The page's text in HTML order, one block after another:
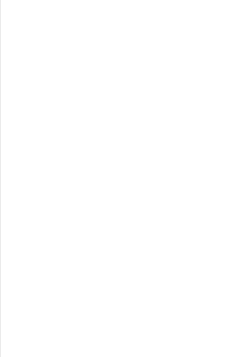
ok. 8 cm z kolekcji Training MP
- 900G - 30Porcja - Wanilia